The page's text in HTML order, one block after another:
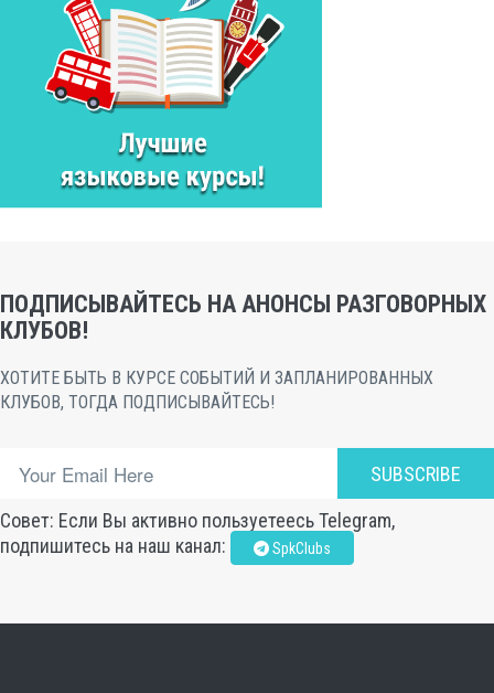
ПОДПИСЫВАЙТЕСЬ НА АНОНСЫ РАЗГОВОРНЫХ
КЛУБОВ!
ХОТИТЕ БЫТЬ В КУРСЕ СОБЫТИЙ И ЗАПЛАНИРОВАННЫХ
КЛУБОВ, ТОГДА ПОДПИСЫВАЙТЕСЬ!
SUBSCRIBE
Совет: Если Вы активно пользуетеесь Telegram,
подпишитесь на наш канал:
SpkClubs